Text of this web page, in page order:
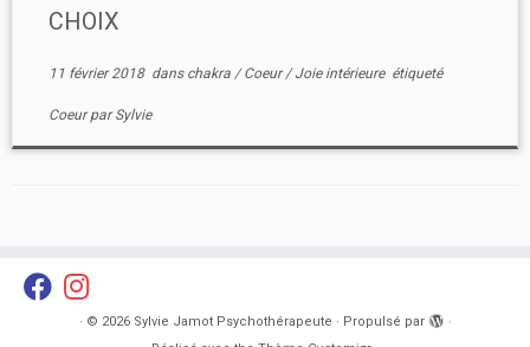
CHOIX
11 février 2018dans chakra /Coeur/Joie intérieure étiqueté
CoeurparSylvie
· © 2026 Sylvie Jamot Psychothérapeute · Propulsé par
·